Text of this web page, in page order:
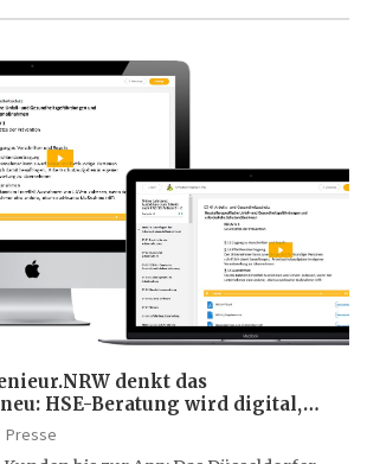
denkt das
HSE-Beratung wird digital,
Presse